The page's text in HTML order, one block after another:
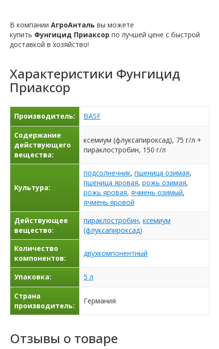
В компании АгроАнталь вы можете
купить Фунгицид Приаксор по лучшей цене с быстрой
доставкой в ​​хозяйство!
Характеристики Фунгицид
Приаксор
Производитель: BASF
Содержание
действующего
вещества:
ксемиум (флуксапироксад), 75 г/л +
пираклостробин, 150 г/л
Культура:
подсолнечник, пшеница озимая,
пшеница яровая, рожь озимая,
рожь яровая, ячмень озимый,
ячмень яровой
Действующее
вещество:
пираклостробин, ксемиум
(флуксапироксад)
Количество
компонентов:
двухкомпонентный
Упаковка: 5 л
Страна
производитель:
Германия
Отзывы о товаре